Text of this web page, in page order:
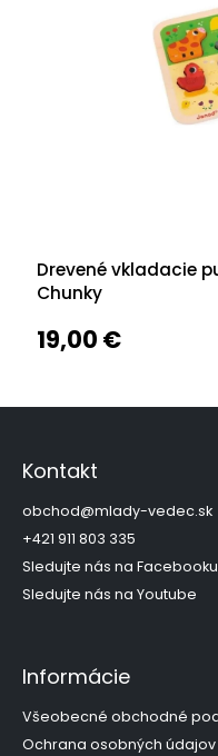
Drevené vkladacie
Chunky
19,00 €
Z
Kontakt
obchod@mlady-vedec.sk
+421 911 803 335
Sledujte nás na Facebooku
Sledujte nás na Youtube
Informácie
Všeobecné obchodné
Ochrana osobných údajov